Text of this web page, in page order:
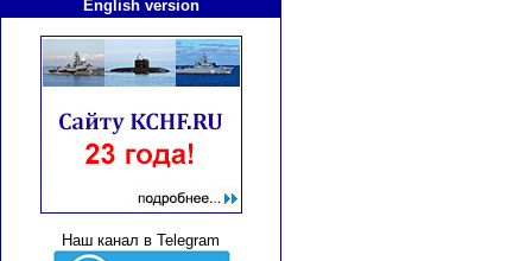
English version
Наш канал в Telegram